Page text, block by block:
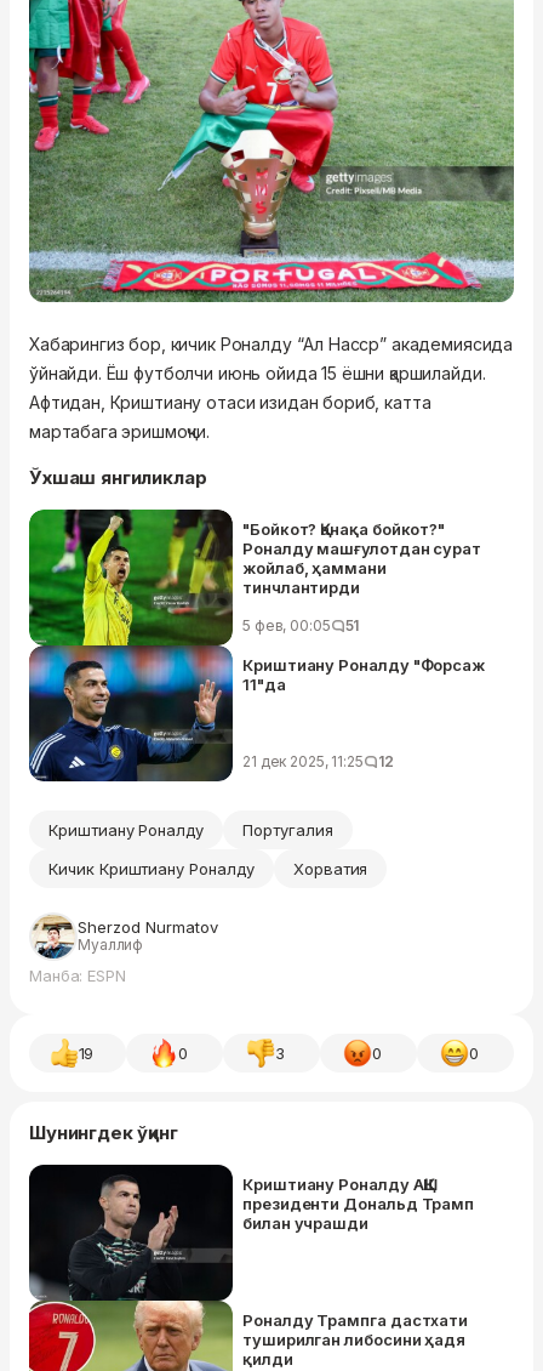
Хабарингиз бор, кичик Роналду “Ал Насср” академиясида
ўйнайди. Ёш футболчи июнь ойида 15 ёшни қаршилайди.
Афтидан, Криштиану отаси изидан бориб, катта
мартабага эришмоқчи.
Ўхшаш янгиликлар
"Бойкот? Қанақа бойкот?"
Роналду машғулотдан сурат
жойлаб, ҳаммани
тинчлантирди
5 фев, 00:05 51
Криштиану Роналду "Форсаж
11"да
21 дек 2025, 11:25 12
Криштиану Роналду
Португалия
Кичик Криштиану Роналду
Хорватия
Sherzod Nurmatov
Муаллиф
Манба: ESPN
19 0 3 0 0
Шунингдек ўқинг
Криштиану Роналду АҚШ
президенти Дональд Трамп
билан учрашди
Роналду Трампга дастхати
туширилган либосини ҳадя
қилди